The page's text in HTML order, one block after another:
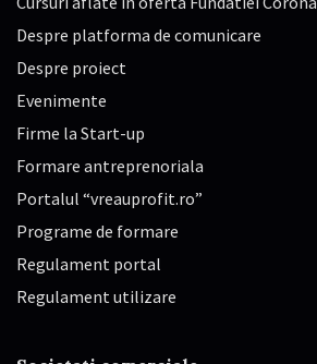
Despre platforma de comunicare
Despre proiect
Evenimente
Firme la Start-up
Formare antreprenoriala
Portalul “vreauprofit.ro”
Programe de formare
Regulament portal
Regulament utilizare